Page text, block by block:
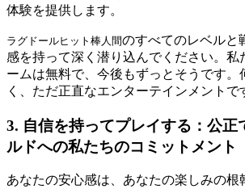
体験を提供します。
ラグドールヒット棒人間のすべてのレベルと
感を持って深く潜り込んでください。私
ームは無料で、今後もずっとそうです。
く、ただ正直なエンターテインメントで
3. 自信を持ってプレイする：公正
ルドへの私たちのコミットメント
あなたの安心感は、あなたの楽しみの根